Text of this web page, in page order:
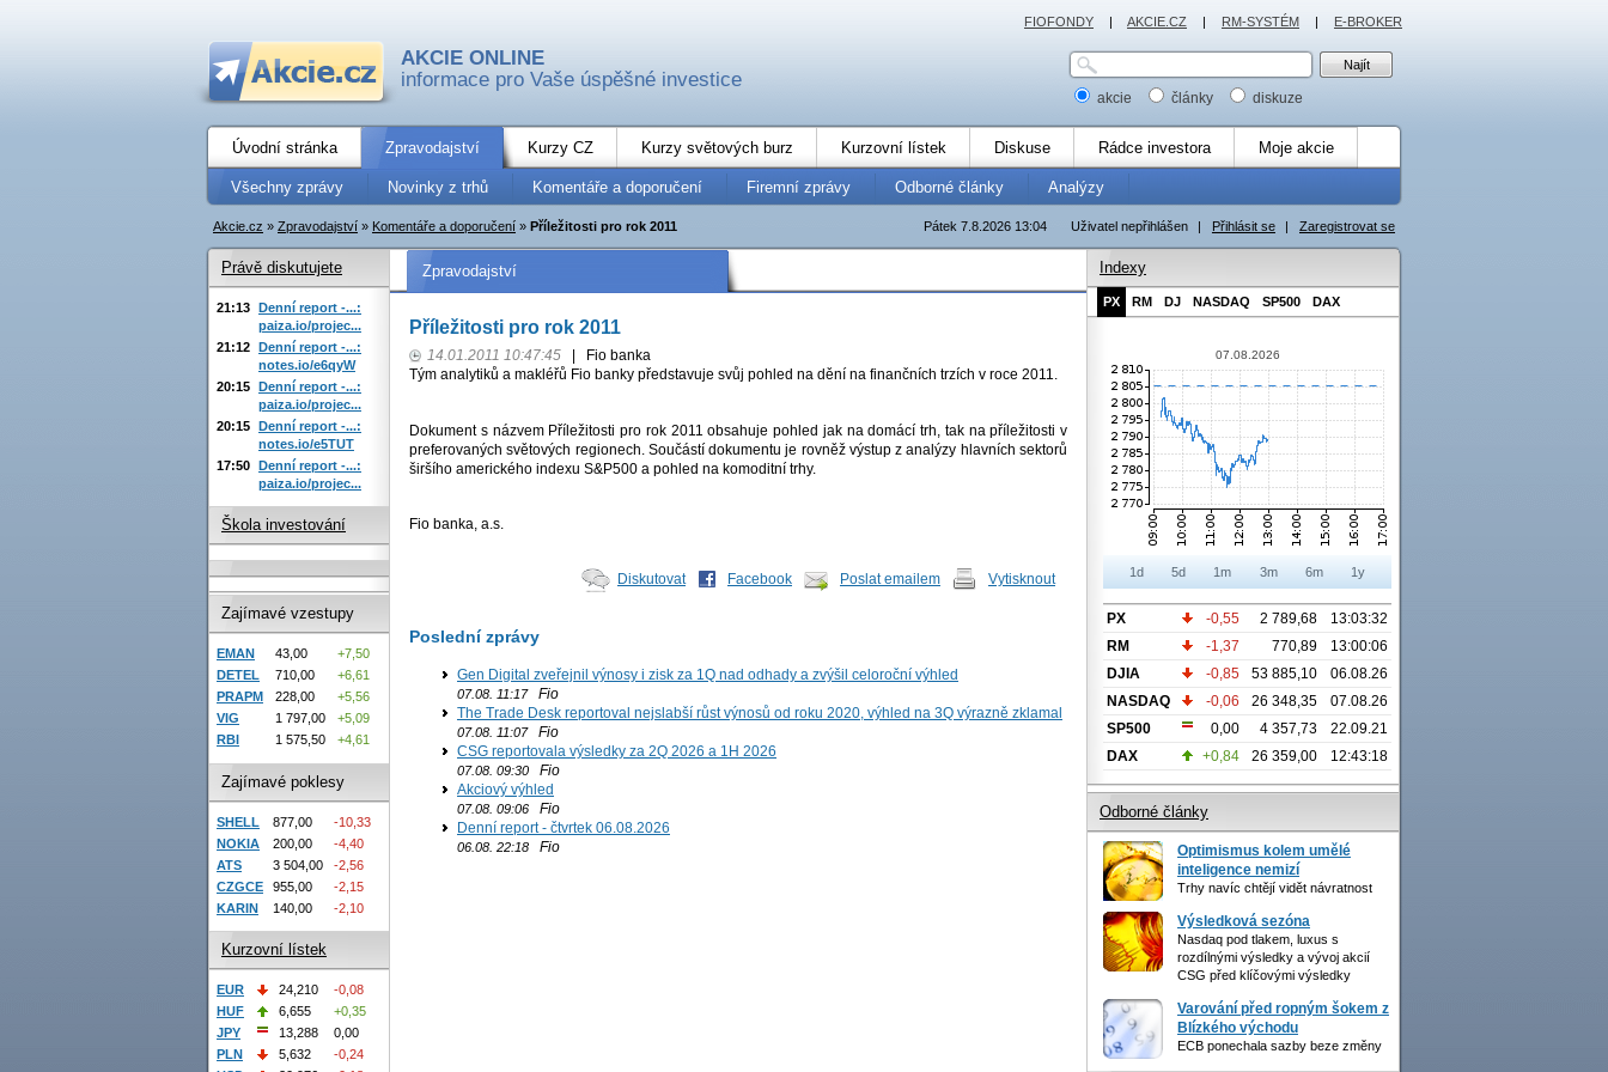
AKCIE ONLINE
informace pro Vaše úspěšné investice
akcie články diskuze
Úvodní stránka Zpravodajství Kurzy CZ Kurzy světových burz Kurzovní lístek Diskuse Rádce investora Moje akcie
Všechny zprávy Novinky z trhů Komentáře a doporučení Firemní zprávy Odborné články Analýzy
Uživatel nepřihlášen | Přihlásit se | Zaregistrovat se
Pátek 7.8.2026 13:04
Akcie.cz » Zpravodajství » Komentáře a doporučení » Příležitosti pro rok 2011
Zpravodajství
Příležitosti pro rok 2011
14.01.2011 10:47:45
Fio banka
Tým analytiků a makléřů Fio banky představuje svůj pohled na dění na finančních trzích v roce 2011.
Dokument s názvem Příležitosti pro rok 2011 obsahuje pohled jak na domácí trh, tak na příležitosti v
preferovaných světových regionech. Součástí dokumentu je rovněž výstup z analýzy hlavních sektorů
širšího amerického indexu S&P500 a pohled na komoditní trhy.
Fio banka, a.s.
Diskutovat Facebook Poslat emailem Vytisknout
Poslední zprávy
Gen Digital zveřejnil výnosy i zisk za 1Q nad odhady a zvýšil celoroční výhled
07.08. 11:17Fio
The Trade Desk reportoval nejslabší růst výnosů od roku 2020, výhled na 3Q výrazně zklamal
07.08. 11:07Fio
CSG reportovala výsledky za 2Q 2026 a 1H 2026
07.08. 09:30 Fio
Akciový výhled
07.08. 09:06 Fio
Denní report - čtvrtek 06.08.2026
06.08. 22:18 Fio
Právě diskutujete
21:13 Denní report -...:
paiza.io/projec...
21:12 Denní report -...:
notes.io/e6qyW
20:15 Denní report -...:
paiza.io/projec...
20:15 Denní report -...:
notes.io/e5TUT
17:50 Denní report -...:
paiza.io/projec...
Škola investování
Zajímavé vzestupy
EMAN 43,00
+7,50
DETEL
710,00
+6,61
PRAPM
228,00
+5,56
VIG
1 797,00
+5,09
RBI
1 575,50 +4,61
Zajímavé poklesy
SHELL 877,00
-10,33
NOKIA
200,00
-4,40
ATS
3 504,00
-2,56
CZGCE
955,00
-2,15
KARIN
140,00 -2,10
Kurzovní lístek
EUR 24,210
-0,08
HUF
6,655
+0,35
JPY
13,288
0,00
PLN
5,632
-0,24
Indexy
PX RM DJ NASDAQ SP500 DAX
07.08.2026
1d 5d 1m 3m 6m 1y
PX -0,55 2 789,68
13:03:32
RM
-1,37 770,89
13:00:06
DJIA
-0,85 53 885,10
06.08.26
NASDAQ
-0,06 26 348,35
07.08.26
SP500
0,00 4 357,73
22.09.21
DAX
+0,84 26 359,00 12:43:18
Odborné články
Optimismus kolem umělé
inteligence nemizí
Trhy navíc chtějí vidět návratnost
Výsledková sezóna
Nasdaq pod tlakem, luxus s
rozdílnými výsledky a vývoj akcií
CSG před klíčovými výsledky
Varování před ropným šokem z
Blízkého východu
ECB ponechala sazby beze změny
FIOFONDY | AKCIE.CZ | RM-SYSTÉM | E-BROKER